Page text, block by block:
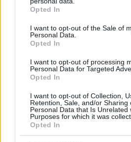
grant or deny consent to Google
use your data for below specified
consent section.
Opted In
I want to opt-out of the Sale of
Personal Data.
Opted In
I want to opt-out of processing
Personal Data for Targeted
Opted In
I want to opt-out of Collection,
Retention, Sale, and/or Sharing
Personal Data that Is Unrelated
Purposes for which it was
Opted In
Πώς θα κάνουμε μια περιποίηση
σπα στο σπίτι
Σπιτικό προζύμι: Οδηγός για
πριν 25 λεπτά
Ελπίδα για τη Δημοκρατία: Νέα
Καρυστιανού - Γρατσία»
πριν 28 λεπτά
Πώς ο Μέγας Αλέξανδρος
Οι μεγάλες νίκες του Έλληνα
πριν 31 λεπτά